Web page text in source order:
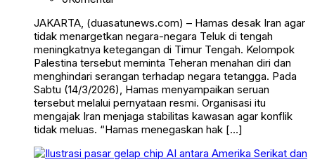
JAKARTA, (duasatunews.com) – Hamas desak Iran agar
tidak menargetkan negara-negara Teluk di tengah
meningkatnya ketegangan di Timur Tengah. Kelompok
Palestina tersebut meminta Teheran menahan diri dan
menghindari serangan terhadap negara tetangga. Pada
Sabtu (14/3/2026), Hamas menyampaikan seruan
tersebut melalui pernyataan resmi. Organisasi itu
mengajak Iran menjaga stabilitas kawasan agar konflik
tidak meluas. “Hamas menegaskan hak […]